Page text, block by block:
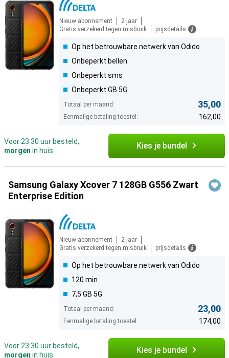
Nieuw abonnement
2 jaar
Gratis verzekerd tegen misbruik
prijsdetails
Op het betrouwbare netwerk van Odido
Onbeperkt bellen
Onbeperkt sms
Onbeperkt GB 5G
Totaal per maand: 35,00
Eenmalige betaling toestel: 162,00
Voor 23:30 uur besteld,
morgen in huis Kies je bundel
Samsung Galaxy Xcover 7 128GB G556 Zwart
Enterprise Edition
Nieuw abonnement
2 jaar
Gratis verzekerd tegen misbruik
prijsdetails
Op het betrouwbare netwerk van Odido
120 min
7,5 GB 5G
Totaal per maand: 23,00
Eenmalige betaling toestel: 174,00
Voor 23:30 uur besteld,
morgen in huis Kies je bundel